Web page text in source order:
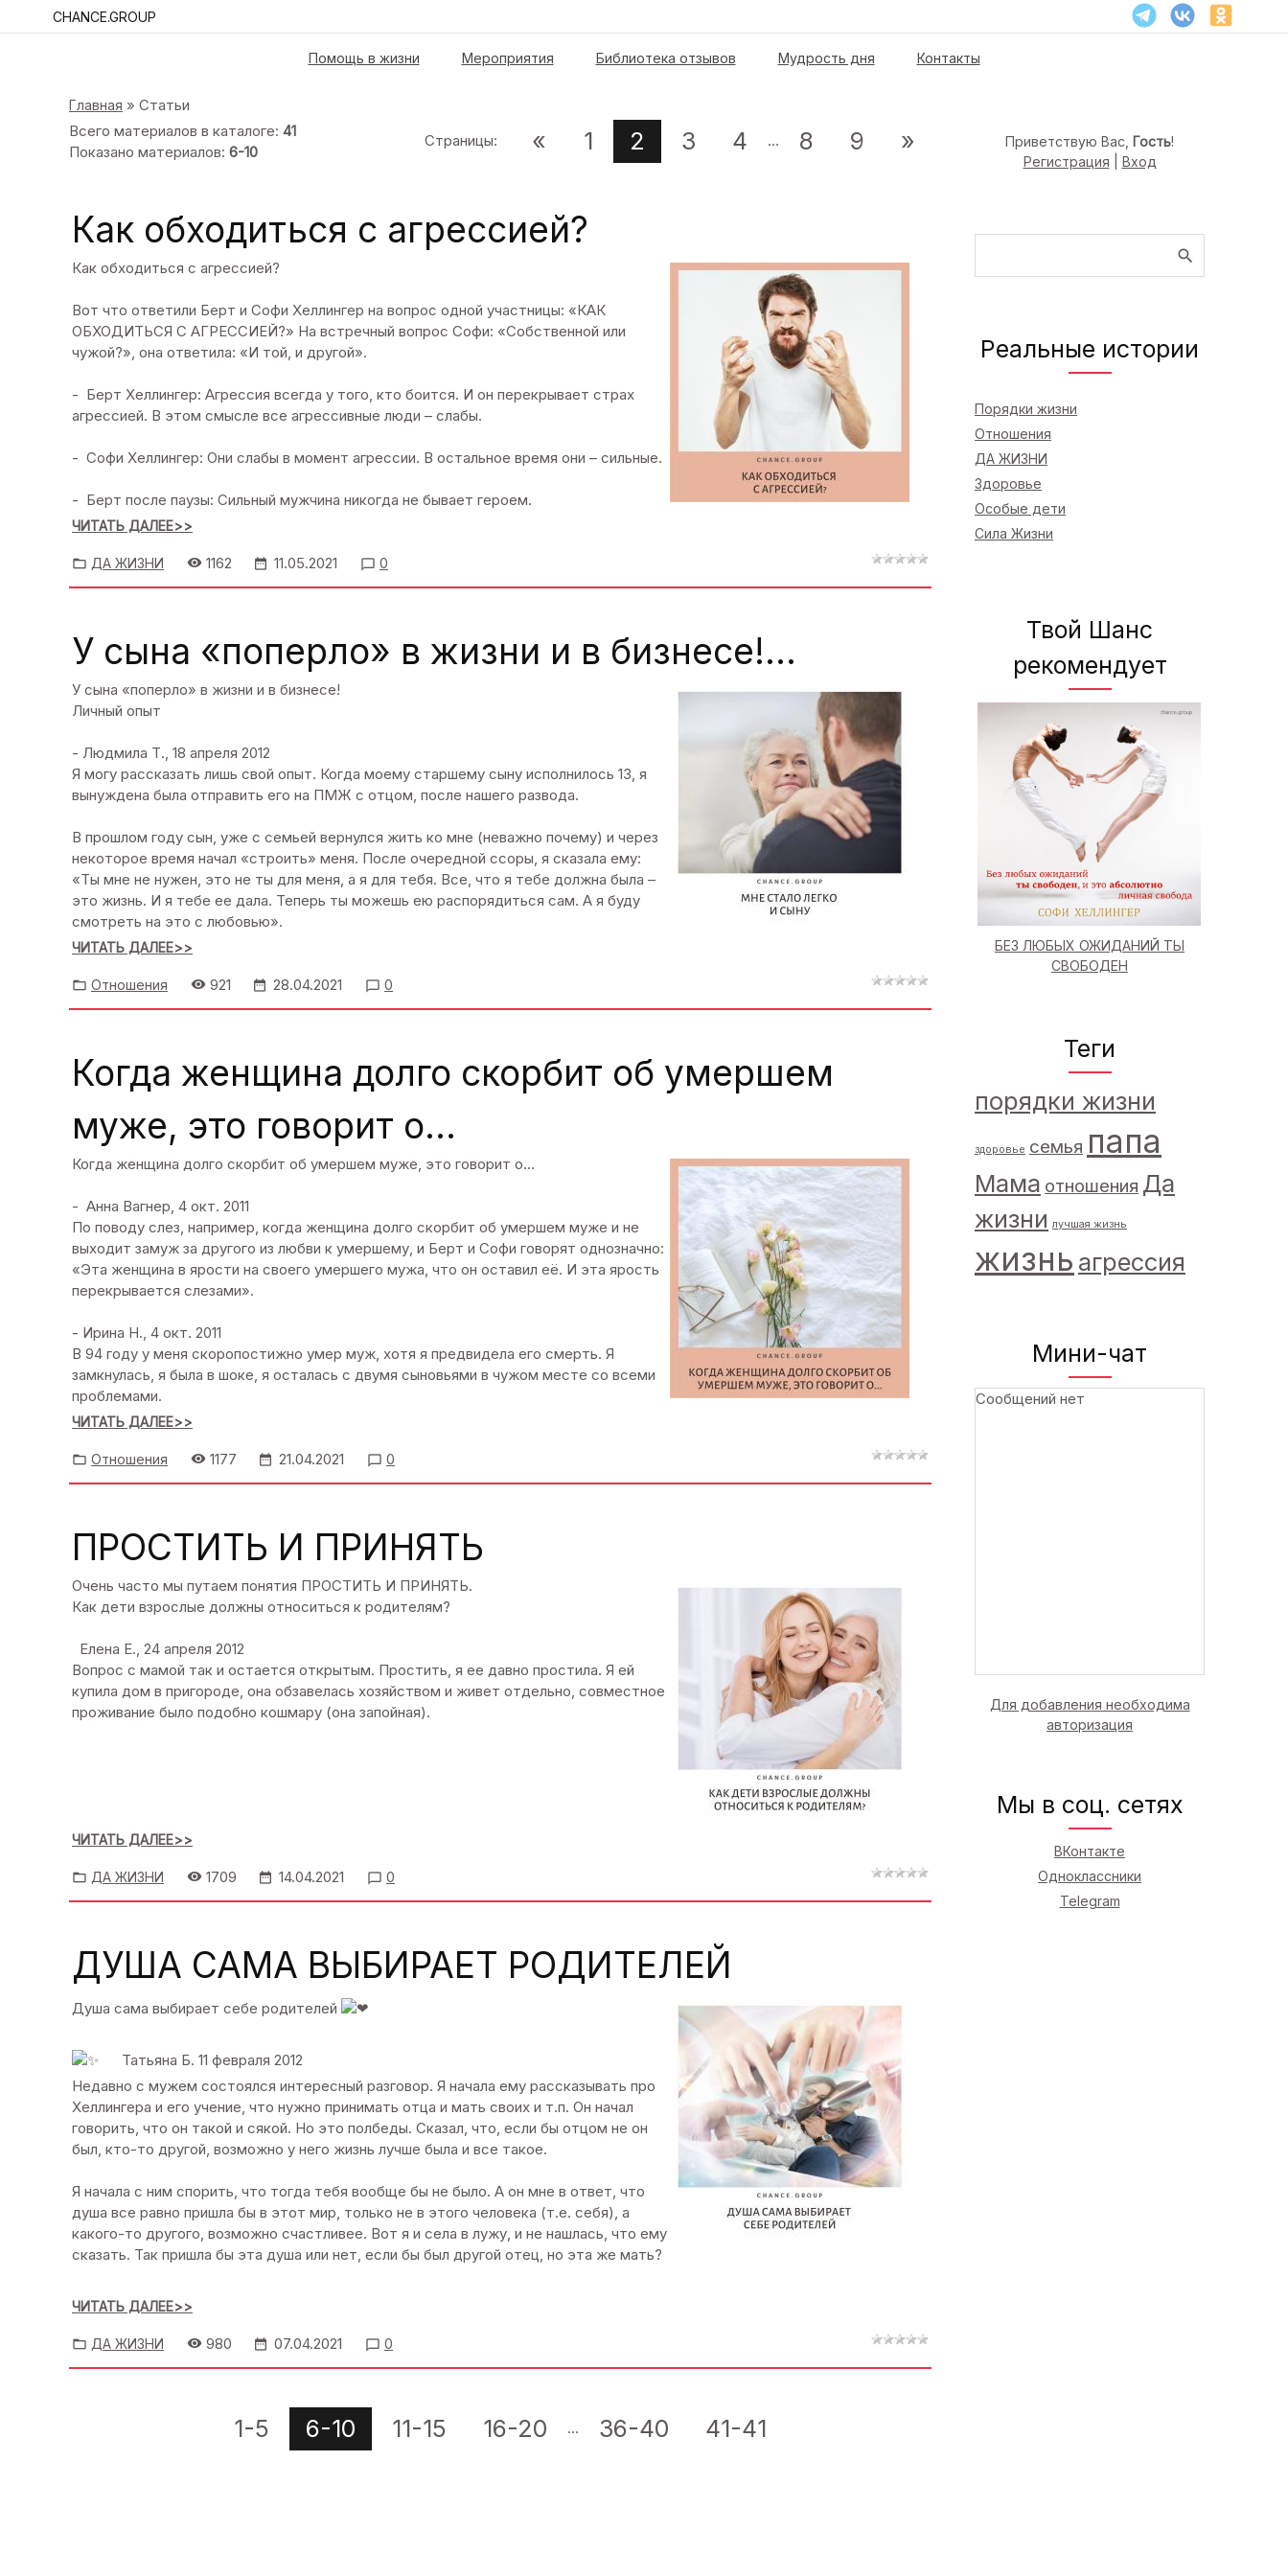
CHANCE.GROUP
Помощь в жизни Мероприятия Библиотека отзывов Мудрость дня Контакты
Главная » Статьи
Всего материалов в каталоге: 41
Показано материалов: 6-10
Страницы: « 1 2 3 4 ... 8 9 »
Как обходиться с агрессией?
Как обходиться с агрессией?
Вот что ответили Берт и Софи Хеллингер на вопрос одной участницы: «КАК
ОБХОДИТЬСЯ С АГРЕССИЕЙ?» На встречный вопрос Софи: «Собственной или
чужой?», она ответила: «И той, и другой».
- Берт Хеллингер: Агрессия всегда у того, кто боится. И он перекрывает страх
агрессией. В этом смысле все агрессивные люди – слабы.
- Софи Хеллингер: Они слабы в момент агрессии. В остальное время они – сильные.
- Берт после паузы: Сильный мужчина никогда не бывает героем.
ЧИТАТЬ ДАЛЕЕ>>
ДА ЖИЗНИ 1162 11.05.2021 0
У сына «поперло» в жизни и в бизнесе!...
У сына «поперло» в жизни и в бизнесе!
Личный опыт
- Людмила Т., 18 апреля 2012
Я могу рассказать лишь свой опыт. Когда моему старшему сыну исполнилось 13, я
вынуждена была отправить его на ПМЖ с отцом, после нашего развода.
В прошлом году сын, уже с семьей вернулся жить ко мне (неважно почему) и через
некоторое время начал «строить» меня. После очередной ссоры, я сказала ему:
«Ты мне не нужен, это не ты для меня, а я для тебя. Все, что я тебе должна была –
это жизнь. И я тебе ее дала. Теперь ты можешь ею распорядиться сам. А я буду
смотреть на это с любовью».
ЧИТАТЬ ДАЛЕЕ>>
Отношения 921 28.04.2021 0
Когда женщина долго скорбит об умершем
муже, это говорит о...
Когда женщина долго скорбит об умершем муже, это говорит о...
- Анна Вагнер, 4 окт. 2011
По поводу слез, например, когда женщина долго скорбит об умершем муже и не
выходит замуж за другого из любви к умершему, и Берт и Софи говорят однозначно:
«Эта женщина в ярости на своего умершего мужа, что он оставил её. И эта ярость
перекрывается слезами».
- Ирина Н., 4 окт. 2011
В 94 году у меня скоропостижно умер муж, хотя я предвидела его смерть. Я
замкнулась, я была в шоке, я осталась с двумя сыновьями в чужом месте со всеми
проблемами.
ЧИТАТЬ ДАЛЕЕ>>
Отношения 1177 21.04.2021 0
ПРОСТИТЬ И ПРИНЯТЬ
Очень часто мы путаем понятия ПРОСТИТЬ И ПРИНЯТЬ.
Как дети взрослые должны относиться к родителям?
Елена E., 24 апреля 2012
Вопрос с мамой так и остается открытым. Простить, я ее давно простила. Я ей
купила дом в пригороде, она обзавелась хозяйством и живет отдельно, совместное
проживание было подобно кошмару (она запойная).
ЧИТАТЬ ДАЛЕЕ>>
ДА ЖИЗНИ 1709 14.04.2021 0
ДУША САМА ВЫБИРАЕТ РОДИТЕЛЕЙ
Душа сама выбирает себе родителей
Татьяна Б. 11 февраля 2012
Недавно с мужем состоялся интересный разговор. Я начала ему рассказывать про
Хеллингера и его учение, что нужно принимать отца и мать своих и т.п. Он начал
говорить, что он такой и сякой. Но это полбеды. Сказал, что, если бы отцом не он
был, кто-то другой, возможно у него жизнь лучше была и все такое.
Я начала с ним спорить, что тогда тебя вообще бы не было. А он мне в ответ, что
душа все равно пришла бы в этот мир, только не в этого человека (т.е. себя), а
какого-то другого, возможно счастливее. Вот я и села в лужу, и не нашлась, что ему
сказать. Так пришла бы эта душа или нет, если бы был другой отец, но эта же мать?
ЧИТАТЬ ДАЛЕЕ>>
ДА ЖИЗНИ 980 07.04.2021 0
1-5 6-10 11-15 16-20 ... 36-40 41-41
Приветствую Вас Гость!
Регистрация
Вход
Реальные истории
Порядки жизни
Отношения
ДА ЖИЗНИ
Здоровье
Особые дети
Сила Жизни
Твой Шанс
рекомендует
БЕЗ ЛЮБЫХ ОЖИДАНИЙ ТЫ
СВОБОДЕН
Теги
порядки жизни
здоровье семья папа
Мама отношения Да
жизни лучшая жизнь
жизнь агрессия
Мини-чат
Для добавления необходима
авторизация
Мы в соц. сетях
ВКонтакте
Одноклассники
Telegram